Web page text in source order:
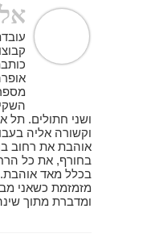
ושני חתולים. תל
וקשורה אליה
אוהבת את רחוב
בחורף, את כל
בכלל מאד אוהבת.
מזמזמת כשאני
ומדברת מתוך